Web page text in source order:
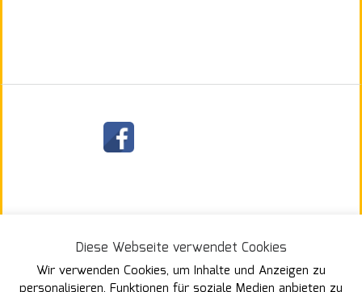
§
Diese Webseite verwendet Cookies
Wir verwenden Cookies, um Inhalte und Anzeigen zu